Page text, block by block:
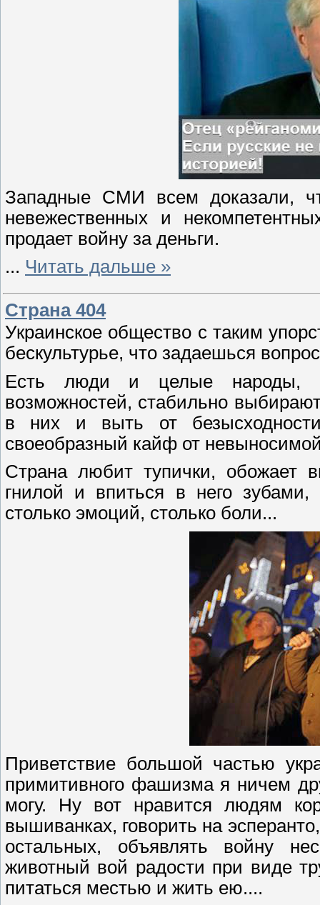
Западные СМИ всем доказали,
невежественных и
продает войну за деньги.
... Читать дальше »
Страна 404
Украинское общество с таким
бескультурье, что задаешься
Есть люди и целые народы,
возможностей, стабильно
в них и выть от
своеобразный кайф от
Страна любит тупички, обожает
гнилой и впиться в него зубами,
столько эмоций, столько боли...
Приветствие большой частью
примитивного фашизма я ничем
могу. Ну вот нравится людям
вышиванках, говорить на
остальных, объявлять войну
животный вой радости при виде
питаться местью и жить ею....